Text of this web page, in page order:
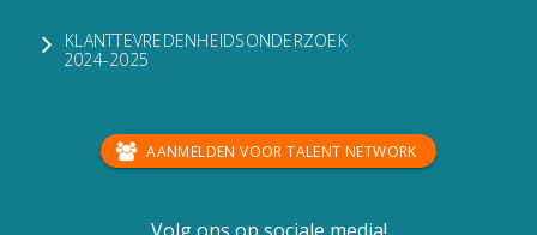
KLANTTEVREDENHEIDSONDERZOEK
2024-2025
AANMELDEN VOOR TALENT NETWORK